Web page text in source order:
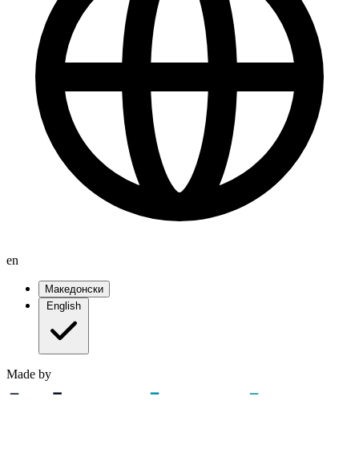
en
Македонски
Made by